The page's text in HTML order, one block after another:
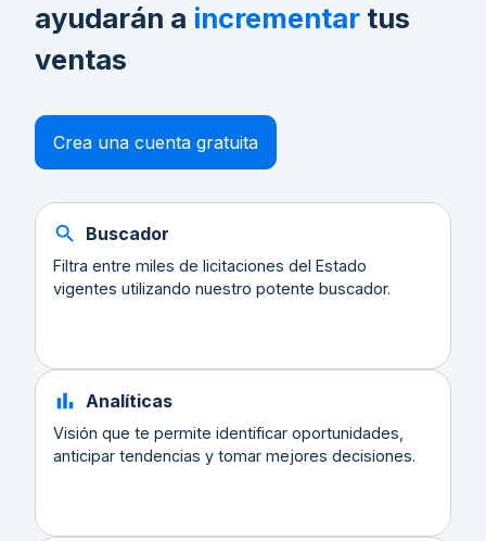
ayudarán a incrementar tus
ventas
Crea una cuenta gratuita
Buscador
Filtra entre miles de licitaciones del Estado
vigentes utilizando nuestro potente buscador.
Analíticas
Visión que te permite identificar oportunidades,
anticipar tendencias y tomar mejores decisiones.